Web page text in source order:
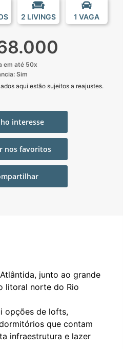
2 LIVINGS 1 VAGA
em até 50x
Sim
aqui estão sujeitos a reajustes.
interesse
nos favoritos
junto ao grande
litoral norte do Rio
opções de lofts,
que contam
infraestrutura e lazer